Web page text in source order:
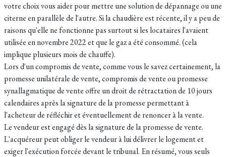
votre choix vous aider pour mettre une solution de dépannage ou une
citerne en parallèle de l'autre. Si la chaudière est récente, il y a peu de
raisons qu'elle ne fonctionne pas surtout si les locataires l'avaient
utilisée en novembre 2022 et que le gaz a été consommé. (cela
implique plusieurs mois de chauffe).
Lors d'un compromis de vente, comme vous le savez certainement, la
promesse unilatérale de vente, compromis de vente ou promesse
synallagmatique de vente offre un droit de rétractation de 10 jours
calendaires après la signature de la promesse permettant à
l'acheteur de réfléchir et éventuellement de renoncer à la vente.
Le vendeur est engagé dès la signature de la promesse de vente.
L'acquéreur peut obliger le vendeur à lui délivrer le logement et
exiger l'exécution forcée devant le tribunal. En résumé, vous seuls